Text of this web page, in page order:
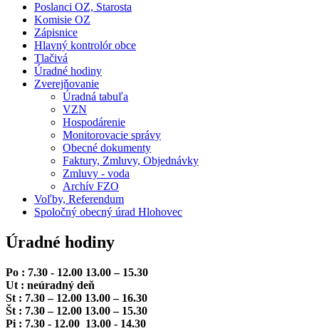
Poslanci OZ, Starosta
Komisie OZ
Zápisnice
Hlavný kontrolór obce
Tlačivá
Úradné hodiny
Zverejňovanie
Úradná tabuľa
VZN
Hospodárenie
Monitorovacie správy
Obecné dokumenty
Faktury, Zmluvy, Objednávky
Zmluvy - voda
Archív FZO
Voľby, Referendum
Spoločný obecný úrad Hlohovec
Úradné hodiny
Po : 7.30 - 12.00 13.00 – 15.30
Ut : neúradný deň
St : 7.30 – 12.00 13.00 – 16.30
Št : 7.30 – 12.00 13.00 – 15.30
Pi : 7.30 - 12.00 13.00 - 14.30